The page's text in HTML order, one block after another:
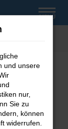
MENÜ
und unsere
nur,
Sie zu
können
widerrufen.